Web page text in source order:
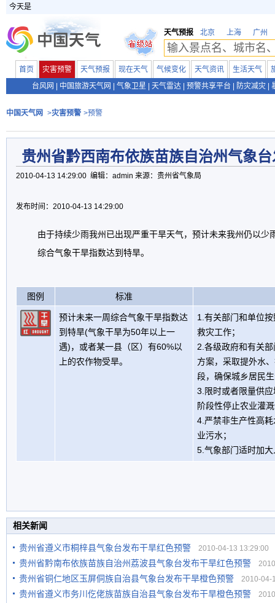
今天是
天气预报 北京 上海 广州
首页 灾害预警 天气预报 现在天气 气候变化 天气资讯 生活天气
台风网
中国旅游天气网 气象卫星 天气雷达 预警共享平台 防灾减灾
中国天气网 >灾害预警 >预警
贵州省黔西南布依族苗族自治州气象
2010-04-13 14:29:00 编辑：admin 来源：贵州省气象局
发布时间：2010-04-13 14:29:00
由于持续少雨我州已出现严重干旱天气，预计未来我州仍以少
综合气象干旱指数达到特旱。
图例 标准
预计未来一周综合气象干旱指数达
到特旱(气象干旱为50年以上一
遇)，或者某一县（区）有60%以
上的农作物受旱。
1.有关部门和单位
救灾工作；
2.各级政府和有关
方案，采取提外水
段，确保城乡居民
3.限时或者限量供
阶段性停止农业灌
4.严禁非生产性高
业污水；
5.气象部门适时加
相关新闻
贵州省遵义市桐梓县气象台发布干旱红色预警 2010-04-13 13:29:00
贵州省黔南布依族苗族自治州荔波县气象台发布干旱红色预警
贵州省铜仁地区玉屏侗族自治县气象台发布干旱橙色预警 2010-04-
贵州省遵义市务川仡佬族苗族自治县气象台发布干旱橙色预警